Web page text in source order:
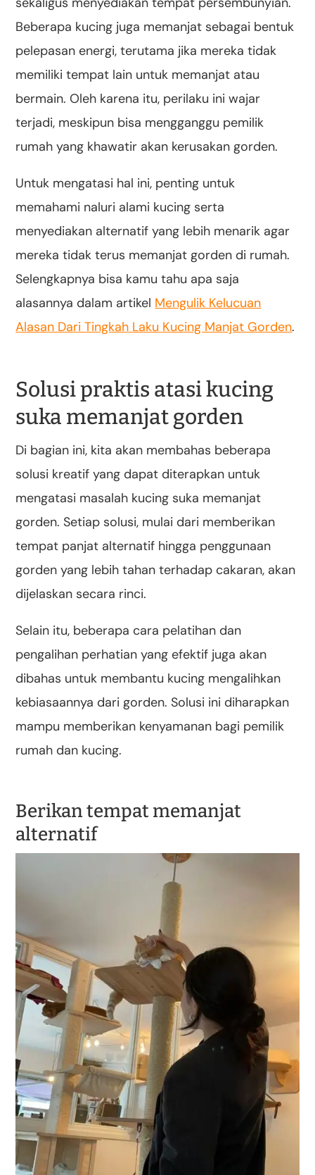
Beberapa kucing juga memanjat sebagai bentuk
pelepasan energi, terutama jika mereka tidak
memiliki tempat lain untuk memanjat atau
bermain. Oleh karena itu, perilaku ini wajar
terjadi, meskipun bisa mengganggu pemilik
rumah yang khawatir akan kerusakan gorden.
Untuk mengatasi hal ini, penting untuk
memahami naluri alami kucing serta
menyediakan alternatif yang lebih menarik agar
mereka tidak terus memanjat gorden di rumah.
Selengkapnya bisa kamu tahu apa saja
alasannya dalam artikel Mengulik Kelucuan
Alasan Dari Tingkah Laku Kucing Manjat Gorden.
Solusi praktis atasi kucing
suka memanjat gorden
Di bagian ini, kita akan membahas beberapa
solusi kreatif yang dapat diterapkan untuk
mengatasi masalah kucing suka memanjat
gorden. Setiap solusi, mulai dari memberikan
tempat panjat alternatif hingga penggunaan
gorden yang lebih tahan terhadap cakaran, akan
dijelaskan secara rinci.
Selain itu, beberapa cara pelatihan dan
pengalihan perhatian yang efektif juga akan
dibahas untuk membantu kucing mengalihkan
kebiasaannya dari gorden. Solusi ini diharapkan
mampu memberikan kenyamanan bagi pemilik
rumah dan kucing.
Berikan tempat memanjat
alternatif